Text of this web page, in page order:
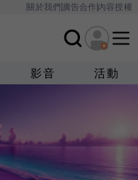
關於我們廣告合作內容授權
影音 活動